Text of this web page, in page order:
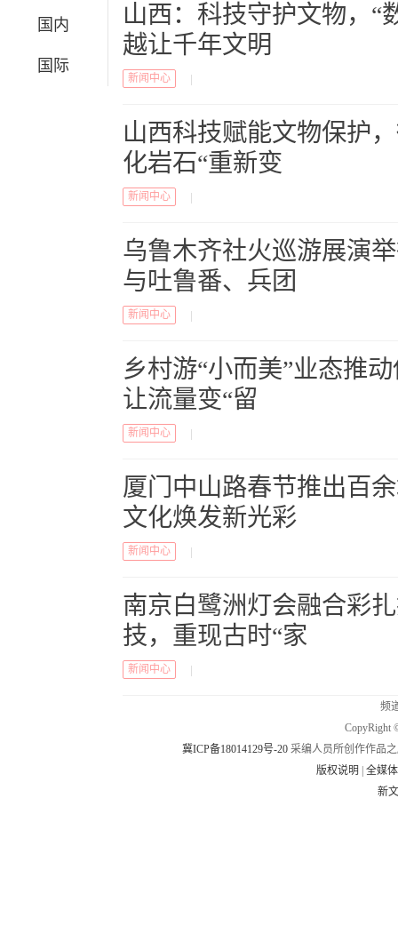
国内
国际
山西：科技守护文物，“
越让千年文明
新闻中心
山西科技赋能文物保护
化岩石“重新变
新闻中心
乌鲁木齐社火巡游展演
与吐鲁番、兵团
新闻中心
乡村游“小而美”业态推
让流量变“留
新闻中心
厦门中山路春节推出百
文化焕发新光彩
新闻中心
南京白鹭洲灯会融合彩
技，重现古时“家
新闻中心
频
CopyRight
冀ICP备18014129号-20 采编人员所创作作品
版权说明
|全媒
新